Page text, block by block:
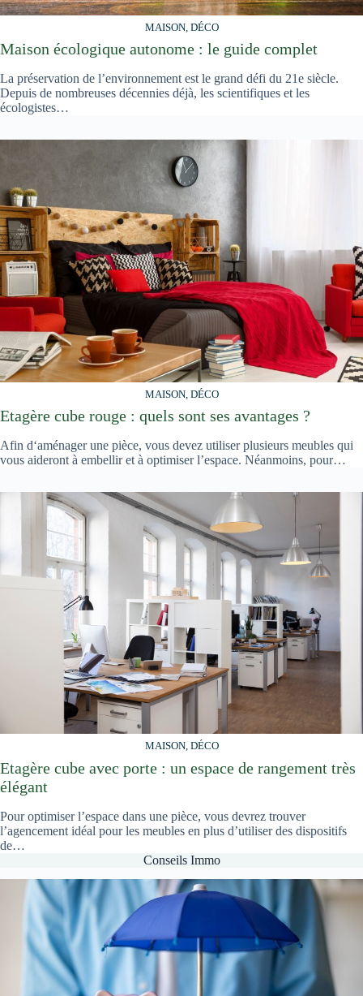
MAISON, DÉCO
Maison écologique autonome : le guide complet
La préservation de l’environnement est le grand défi du 21e siècle.
Depuis de nombreuses décennies déjà, les scientifiques et les
écologistes…
MAISON, DÉCO
Etagère cube rouge : quels sont ses avantages ?
Afin d‘aménager une pièce, vous devez utiliser plusieurs meubles qui
vous aideront à embellir et à optimiser l’espace. Néanmoins, pour…
MAISON, DÉCO
Etagère cube avec porte : un espace de rangement très
élégant
Pour optimiser l’espace dans une pièce, vous devrez trouver
l’agencement idéal pour les meubles en plus d’utiliser des dispositifs
de…
Conseils Immo